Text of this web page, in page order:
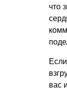
что
вас